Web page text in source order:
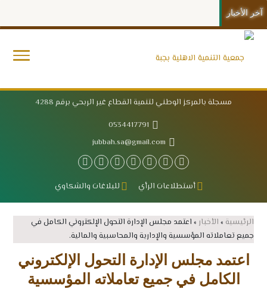
آخر الأخبار
مسجلة بالمركز الوطني لتنمية القطاع غير الربحي برقم 4288
0534417791
jubbah.sa@gmail.com
أستطلاعات الرأي للبلاغات والشكاوي
الرئيسية » الأخبار » اعتمد مجلس الإدارة التحول الإلكتروني الكامل في
جميع تعاملاته المؤسسية والإدارية والمحاسبية والمالية.
اعتمد مجلس الإدارة التحول الإلكتروني
الكامل في جميع تعاملاته المؤسسية